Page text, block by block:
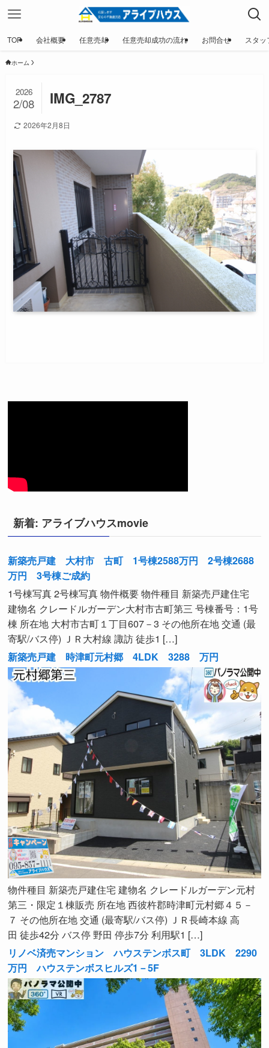
TOP 会社概要 任意売却 任意売却成功の流れ お問合せ スタ
ホーム
IMG_2787
2026
2/08
2026年2月8日
新着: アライブハウスmovie
新築売戸建 大村市 古町 1号棟2588万円 2号棟2688
万円 3号棟ご成約
1号棟写真 2号棟写真 物件概要 物件種目 新築売戸建住宅
建物名 クレードルガーデン大村市古町第三 号棟番号：1号
棟 所在地 大村市古町１丁目607－3 その他所在地 交通 (最
寄駅/バス停) ＪＲ大村線 諏訪 徒歩1 […]
新築売戸建 時津町元村郷 4LDK 3288 万円
物件種目 新築売戸建住宅 建物名 クレードルガーデン元村
第三・限定１棟販売 所在地 西彼杵郡時津町元村郷４５－
７ その他所在地 交通 (最寄駅/バス停) ＪＲ長崎本線 高
田 徒歩42分 バス停 野田 停歩7分 利用駅1 […]
リノベ済売マンション ハウステンボス町 3LDK 2290
万円 ハウステンボスヒルズ1－5F